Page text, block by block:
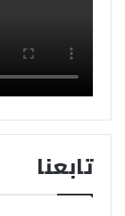
تابعنا